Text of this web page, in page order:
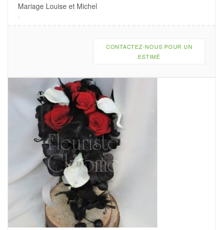
Mariage Louise et Michel
CONTACTEZ-NOUS POUR UN
ESTIMÉ